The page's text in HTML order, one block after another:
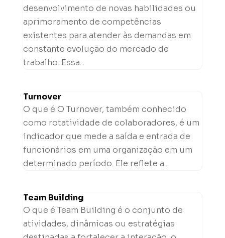
desenvolvimento de novas habilidades ou
aprimoramento de competências
existentes para atender às demandas em
constante evolução do mercado de
trabalho. Essa...
Turnover
O que é O Turnover, também conhecido
como rotatividade de colaboradores, é um
indicador que mede a saída e entrada de
funcionários em uma organização em um
determinado período. Ele reflete a...
Team Building
O que é Team Building é o conjunto de
atividades, dinâmicas ou estratégias